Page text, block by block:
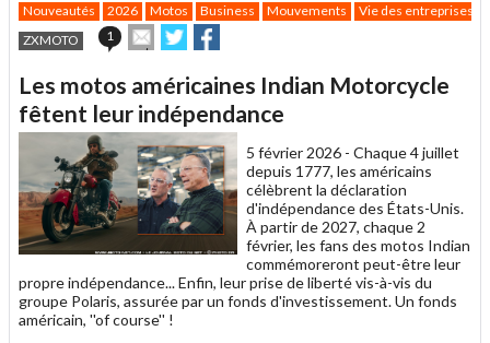
Nouveautés 2026 Motos Business Mouvements Vie des entreprises
ZXMOTO
1
Envoyer
cet
à
un
ami
Partager
sur sur
Les motos américaines Indian Motorcycle
fêtent leur indépendance
5 février 2026 - Chaque 4 juillet
depuis 1777, les américains
célèbrent la déclaration
d'indépendance des États-Unis.
À partir de 2027, chaque 2
février, les fans des motos Indian
commémoreront peut-être leur
propre indépendance... Enfin, leur prise de liberté vis-à-vis du
groupe Polaris, assurée par un fonds d'investissement. Un fonds
américain, ''of course'' !